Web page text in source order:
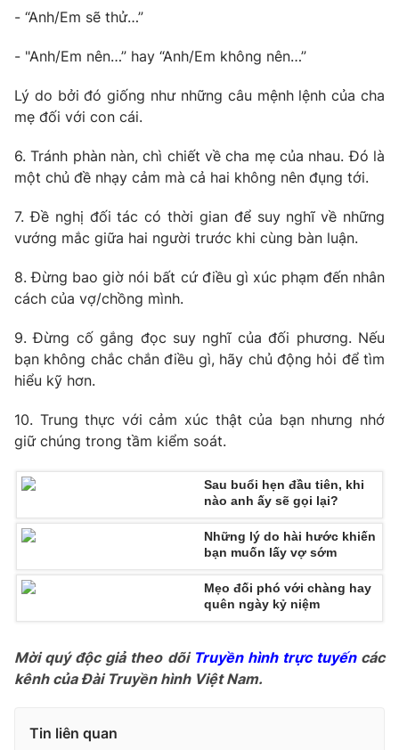
VTV Money VTV Thể thao
Thị trường 24h Tấm lòng Việt
VTV4 Vươn mình bằng AI
VTV9
Liên hệ tòa soạn English
THỜI BÁO VTV
Theo dõi báo trên
Cơ quan chủ quản:Đài Truyền hình Việt Nam
Cơ quan báo chí:
Giấy phép hoạt động báo in và báo điện tử số 483/GP-BTTTT
Tổng Biên tập: Vũ Thanh Thủy
Nguyễn Thị Mỹ Hạnh, Phạm Quốc Thắng,
Tổng đài VTV:024.38 355 931 - 024.38 355 932
- “Anh/Em sẽ thử…”
- "Anh/Em nên…” hay “Anh/Em không nên…”
Lý do bởi đó giống như những câu mệnh lệnh của cha
mẹ đối với con cái.
6. Tránh phàn nàn, chì chiết về cha mẹ của nhau. Đó là
một chủ đề nhạy cảm mà cả hai không nên đụng tới.
7. Đề nghị đối tác có thời gian để suy nghĩ về những
vướng mắc giữa hai người trước khi cùng bàn luận.
8. Đừng bao giờ nói bất cứ điều gì xúc phạm đến nhân
cách của vợ/chồng mình.
9. Đừng cố gắng đọc suy nghĩ của đối phương. Nếu
bạn không chắc chắn điều gì, hãy chủ động hỏi để tìm
hiểu kỹ hơn.
10. Trung thực với cảm xúc thật của bạn nhưng nhớ
giữ chúng trong tầm kiểm soát.
Sau buổi hẹn đầu tiên, khi
nào anh ấy sẽ gọi lại?
Những lý do hài hước khiến
bạn muốn lấy vợ sớm
Mẹo đối phó với chàng hay
quên ngày kỷ niệm
Mời quý độc giả theo dõi Truyền hình trực tuyếncác
kênh của Đài Truyền hình Việt Nam.
Tin liên quan